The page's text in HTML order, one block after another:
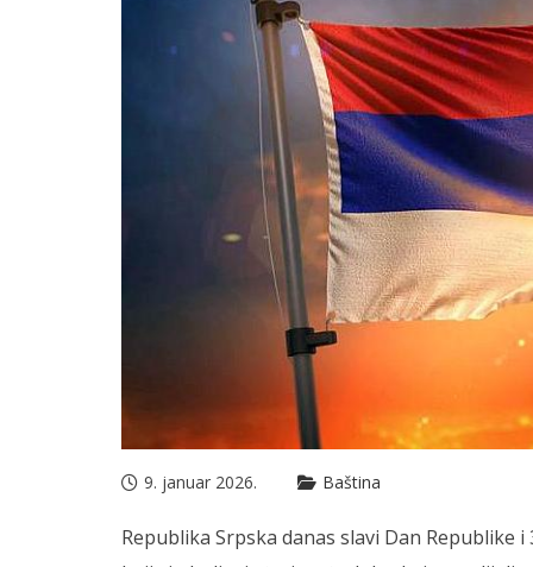
9. januar 2026. Baština
Republika Srpska danas slavi Dan Republike